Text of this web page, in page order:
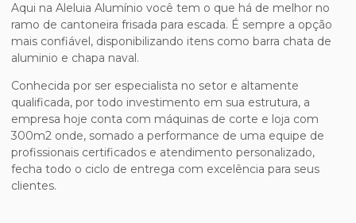
Aqui na Aleluia Alumínio você tem o que há de melhor no
ramo de cantoneira frisada para escada. É sempre a opção
mais confiável, disponibilizando itens como barra chata de
aluminio e chapa naval.
Conhecida por ser especialista no setor e altamente
qualificada, por todo investimento em sua estrutura, a
empresa hoje conta com máquinas de corte e loja com
300m2 onde, somado a performance de uma equipe de
profissionais certificados e atendimento personalizado,
fecha todo o ciclo de entrega com excelência para seus
clientes.